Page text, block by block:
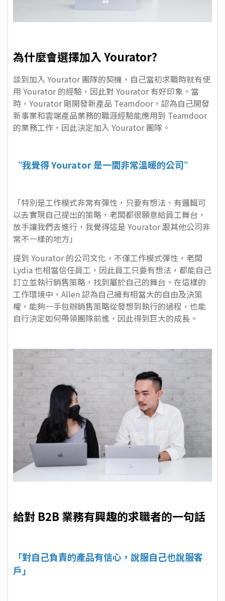
為什麼會選擇加入 Yourator?
談到加入 Yourator 團隊的契機，自己當初求職時就有使
用 Yourator 的經驗，因此對 Yourator 有好印象。當
時，Yourator 剛開發新產品 Teamdoor，認為自己開發
新事業和雲端產品業務的職涯經驗能應用到 Teamdoor
的業務工作，因此決定加入 Yourator 團隊。
“我覺得 Yourator 是一間非常溫暖的公司”
「特別是工作模式非常有彈性，只要有想法、有邏輯可
以去實現自己提出的策略，老闆都很願意給員工舞台，
放手讓我們去進行，我覺得這是 Yourator 跟其他公司非
常不一樣的地方」
提到 Yourator 的公司文化，不僅工作模式彈性，老闆
Lydia 也相當信任員工，因此員工只要有想法，都能自己
訂立並執行銷售策略，找到屬於自己的舞台。在這樣的
工作環境中，Allen 認為自己擁有相當大的自由及決策
權，能夠一手包辦銷售策略從發想到執行的過程，也能
自行決定如何帶領團隊前進，因此得到巨大的成長。
給對 B2B 業務有興趣的求職者的一句話
「對自己負責的產品有信心，說服自己也說服客
戶」